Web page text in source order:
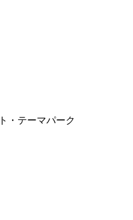
・テーマパーク